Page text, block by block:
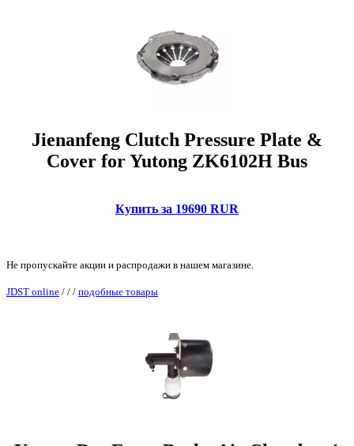
Jienanfeng Clutch Pressure Plate &
Cover for Yutong ZK6102H Bus
Купить за 19690 RUR
Не пропускайте акции и распродажи в нашем магазине.
JDST online / / / подобные товары